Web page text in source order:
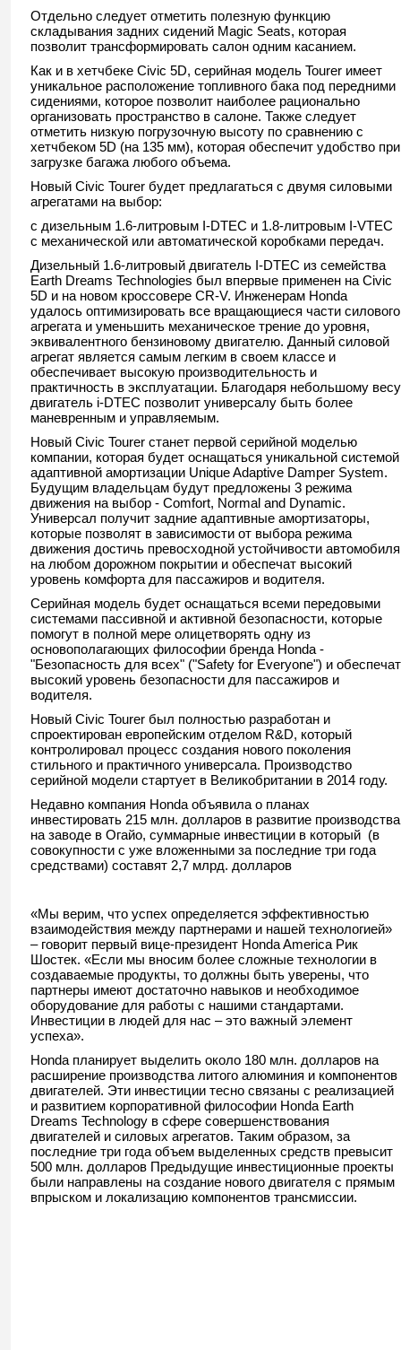
Отдельно следует отметить полезную функцию
складывания задних сидений Magic Seats, которая
позволит трансформировать салон одним касанием.
Как и в хетчбеке Civic 5D, серийная модель Tourer имеет
уникальное расположение топливного бака под передними
сидениями, которое позволит наиболее рационально
организовать пространство в салоне. Также следует
отметить низкую погрузочную высоту по сравнению с
хетчбеком 5D (на 135 мм), которая обеспечит удобство при
загрузке багажа любого объема.
Новый Civic Tourer будет предлагаться с двумя силовыми
агрегатами на выбор:
с дизельным 1.6-литровым I-DTEC и 1.8-литровым I-VTEC
с механической или автоматической коробками передач.
Дизельный 1.6-литровый двигатель I-DTEC из семейства
Earth Dreams Technologies был впервые применен на Civic
5D и на новом кроссовере CR-V. Инженерам Honda
удалось оптимизировать все вращающиеся части силового
агрегата и уменьшить механическое трение до уровня,
эквивалентного бензиновому двигателю. Данный силовой
агрегат является самым легким в своем классе и
обеспечивает высокую производительность и
практичность в эксплуатации. Благодаря небольшому весу
двигатель i-DTEC позволит универсалу быть более
маневренным и управляемым.
Новый Civic Tourer станет первой серийной моделью
компании, которая будет оснащаться уникальной системой
адаптивной амортизации Unique Adaptive Damper System.
Будущим владельцам будут предложены 3 режима
движения на выбор - Comfort, Normal and Dynamic.
Универсал получит задние адаптивные амортизаторы,
которые позволят в зависимости от выбора режима
движения достичь превосходной устойчивости автомобиля
на любом дорожном покрытии и обеспечат высокий
уровень комфорта для пассажиров и водителя.
Серийная модель будет оснащаться всеми передовыми
системами пассивной и активной безопасности, которые
помогут в полной мере олицетворять одну из
основополагающих философии бренда Honda -
"Безопасность для всех" ("Safety for Everyone") и обеспечат
высокий уровень безопасности для пассажиров и
водителя.
Новый Civic Tourer был полностью разработан и
спроектирован европейским отделом R&D, который
контролировал процесс создания нового поколения
стильного и практичного универсала. Производство
серийной модели стартует в Великобритании в 2014 году.
Недавно компания Honda объявила о планах
инвестировать 215 млн. долларов в развитие производства
на заводе в Огайо, суммарные инвестиции в который (в
совокупности с уже вложенными за последние три года
средствами) составят 2,7 млрд. долларов
«Мы верим, что успех определяется эффективностью
взаимодействия между партнерами и нашей технологией»
– говорит первый вице-президент Honda America Рик
Шостек. «Если мы вносим более сложные технологии в
создаваемые продукты, то должны быть уверены, что
партнеры имеют достаточно навыков и необходимое
оборудование для работы с нашими стандартами.
Инвестиции в людей для нас – это важный элемент
успеха».
Honda планирует выделить около 180 млн. долларов на
расширение производства литого алюминия и компонентов
двигателей. Эти инвестиции тесно связаны с реализацией
и развитием корпоративной философии Honda Earth
Dreams Technology в сфере совершенствования
двигателей и силовых агрегатов. Таким образом, за
последние три года объем выделенных средств превысит
500 млн. долларов Предыдущие инвестиционные проекты
были направлены на создание нового двигателя с прямым
впрыском и локализацию компонентов трансмиссии.